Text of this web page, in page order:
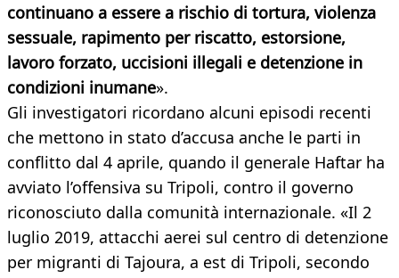
continuano a essere a rischio di tortura, violenza
sessuale, rapimento per riscatto, estorsione,
lavoro forzato, uccisioni illegali e detenzione in
condizioni inumane».
Gli investigatori ricordano alcuni episodi recenti
che mettono in stato d’accusa anche le parti in
conflitto dal 4 aprile, quando il generale Haftar ha
avviato l’offensiva su Tripoli, contro il governo
riconosciuto dalla comunità internazionale. «Il 2
luglio 2019, attacchi aerei sul centro di detenzione
per migranti di Tajoura, a est di Tripoli, secondo